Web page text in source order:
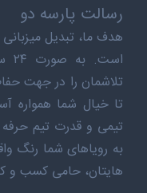
رسالت پارسه دو
هدف ما، تبدیل
تلاشمان را در جهت
تا خیال شما همواره
تیمی و قدرت تیم
به رویاهای شما رنگ
هایتان، حامی کسب و